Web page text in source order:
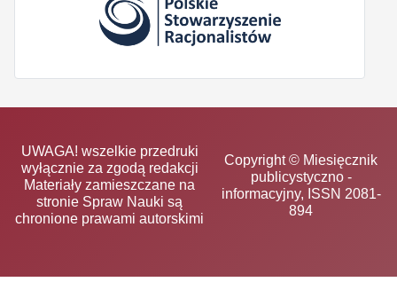
UWAGA! wszelkie przedruki
wyłącznie za zgodą redakcji
Materiały zamieszczane na
stronie Spraw Nauki są
chronione prawami autorskimi
Copyright © Miesięcznik
publicystyczno -
informacyjny, ISSN 2081-
894